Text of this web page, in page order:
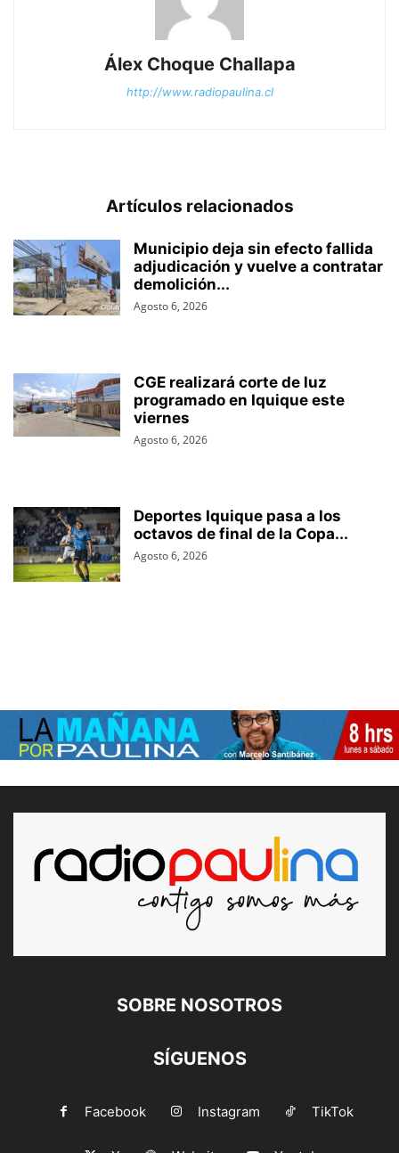
Álex Choque Challapa
http://www.radiopaulina.cl
Artículos relacionados
Municipio deja sin efecto fallida
adjudicación y vuelve a contratar
demolición...
Agosto 6, 2026
CGE realizará corte de luz
programado en Iquique este
viernes
Agosto 6, 2026
Deportes Iquique pasa a los
octavos de final de la Copa...
Agosto 6, 2026
SOBRE NOSOTROS
SÍGUENOS
Facebook Instagram TikTok